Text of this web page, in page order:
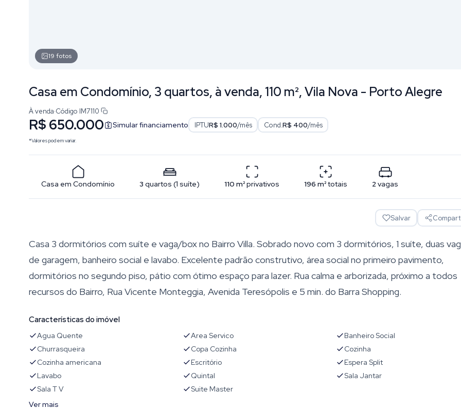
19 fotos
Casa em Condomínio, 3 quartos, à venda, 110 m², Vila Nova - Porto Alegre
À venda·Código IM7110
R$ 650.000 Simular financiamento IPTUR$ 1.000/mês Cond.R$ 400/mês
*Valores podem variar.
Casa em Condomínio 3 quartos (1 suíte) 110 m²privativos 196 m²totais 2 vagas
Salvar
Casa 3 dormitórios com suíte e vaga/box no Bairro Villa. Sobrado novo com 3 dormitórios, 1 suíte, duas
de garagem, banheiro social e lavabo. Excelente padrão construtivo, área social no primeiro pavimento,
dormitórios no segundo piso, pátio com ótimo espaço para lazer. Rua calma e arborizada, próximo a todos
recursos do Bairro, Rua Vicente Monteggia, Avenida Teresópolis e 5 min. do Barra Shopping.
Características do imóvel
Agua Quente Area Servico
Banheiro Social
Churrasqueira
Copa Cozinha
Cozinha
Cozinha americana
Escritório
Espera Split
Lavabo
Quintal
Sala Jantar
Sala T V
Suite Master
Ver mais